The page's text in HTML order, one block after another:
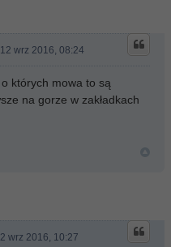
wrz 2016, 08:24
których mowa to są
na gorze w zakładkach
wrz 2016, 10:27